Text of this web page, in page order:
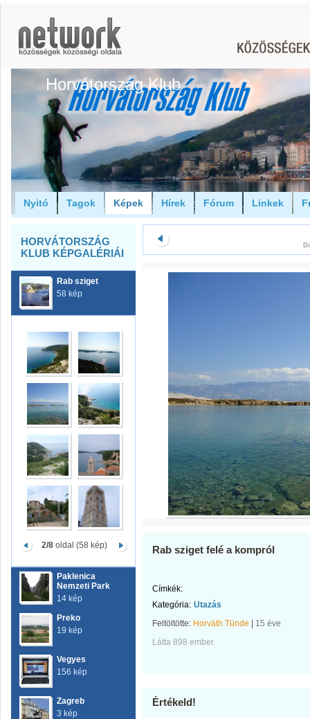
Horvátország Klub
Nyitó Tagok Képek Hírek Fórum Linkek
HORVÁTORSZÁG
KLUB KÉPGALÉRIÁI
Rab sziget
58 kép
2/8oldal (58 kép)
Paklenica
Nemzeti Park
14 kép
Preko
19 kép
Vegyes
156 kép
Zagreb
3 kép
Rab sziget felé a kompról
Címkék:
Kategória: Utazás
Feltöltötte: Horváth Tünde
15 éve
Látta 898 ember.
Értékeld!